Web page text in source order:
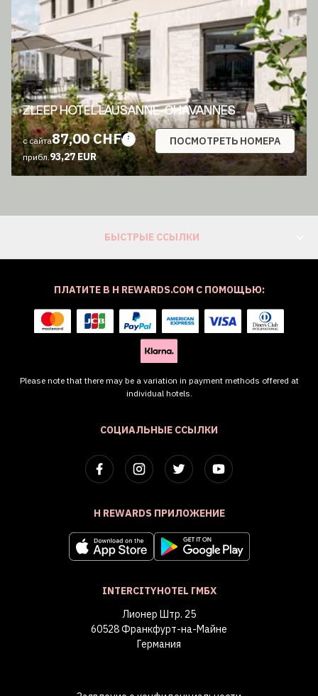
ZLEEP HOTEL LAUSANNE-CHAVANNES
с сайта87,00 CHF
прибл.93,27 EUR
ПОСМОТРЕТЬ НОМЕРА
БЫСТРЫЕ ССЫЛКИ
СОЦИАЛЬНЫЕ ССЫЛКИ
H REWARDS ПРИЛОЖЕНИЕ
INTERCITYHOTEL ГМБХ
Лионер Штр. 25
60528 Франкфурт-на-Майне
Германия
ПЛАТИТЕ В H REWARDS.COM С ПОМОЩЬЮ:
Please note that there may be a variation in payment methods offered at
individual hotels.